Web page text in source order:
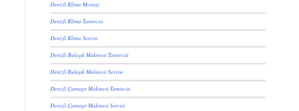
Denizli Klima Montaj
Denizli Klima Tamircisi
Denizli Klima Servisi
Denizli Bulaşık Makinesi Tamircisi
Denizli Bulaşık Makinesi Servisi
Denizli Çamaşır Makinesi Tamircisi
Denizli Çamaşır Makinesi Servisi